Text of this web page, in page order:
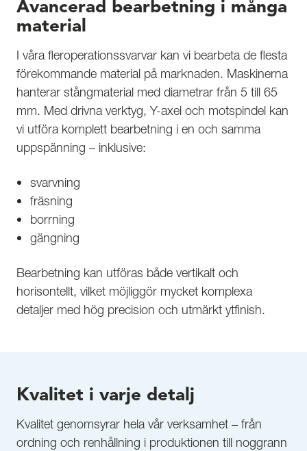
Avancerad bearbetning i många
material
I våra fleroperationssvarvar kan vi bearbeta de flesta
förekommande material på marknaden. Maskinerna
hanterar stångmaterial med diametrar från 5 till 65
mm. Med drivna verktyg, Y-axel och motspindel kan
vi utföra komplett bearbetning i en och samma
uppspänning – inklusive:
svarvning
fräsning
borrning
gängning
Bearbetning kan utföras både vertikalt och
horisontellt, vilket möjliggör mycket komplexa
detaljer med hög precision och utmärkt ytfinish.
Kvalitet i varje detalj
Kvalitet genomsyrar hela vår verksamhet – från
ordning och renhållning i produktionen till noggrann